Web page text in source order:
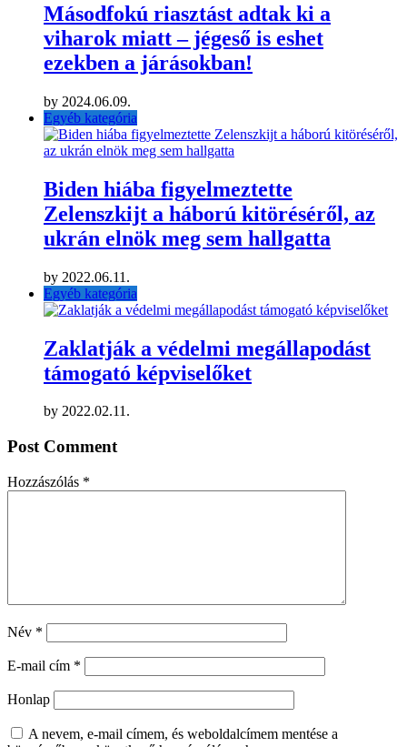
Másodfokú riasztást adtak ki a
viharok miatt – jégeső is eshet
ezekben a járásokban!
by 2024.06.09.
Egyéb kategória
Biden hiába figyelmeztette
Zelenszkijt a háború kitöréséről, az
ukrán elnök meg sem hallgatta
by 2022.06.11.
Egyéb kategória
Zaklatják a védelmi megállapodást
támogató képviselőket
by 2022.02.11.
Post Comment
Hozzászólás *
Név *
E-mail cím *
Honlap
A nevem, e-mail címem, és weboldalcímem mentése a